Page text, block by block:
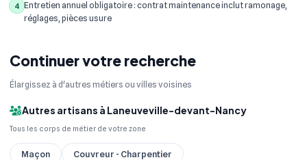
4 Entretien annuel obligatoire : contrat maintenance inclut ramonage,
réglages, pièces usure
Continuer votre recherche
Élargissez à d'autres métiers ou villes voisines
Autres artisans à Laneuveville-devant-Nancy
Tous les corps de métier de votre zone
Maçon
Couvreur - Charpentier